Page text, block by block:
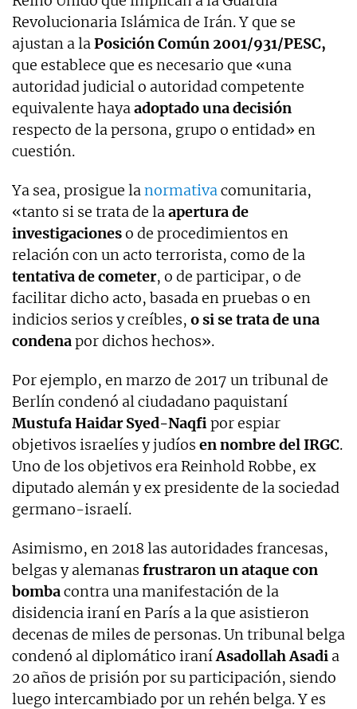
Revolucionaria Islámica de Irán. Y que se
ajustan a laPosición Común 2001/931/PESC,
que establece que es necesario que «una
autoridad judicial o autoridad competente
equivalente hayaadoptado una decisión
respecto de la persona, grupo o entidad» en
cuestión.
Ya sea, prosigue lanormativacomunitaria,
«tanto si se trata de laapertura de
investigacioneso de procedimientos en
relación con un acto terrorista, como de la
tentativa de cometer, o de participar, o de
facilitar dicho acto, basada en pruebas o en
indicios serios y creíbles, o si se trata de una
condenapor dichos hechos».
Por ejemplo, en marzo de 2017 un tribunal de
Berlín condenó al ciudadano paquistaní
Mustufa Haidar Syed-Naqfipor espiar
objetivos israelíes y judíos en nombre del IRGC.
Uno de los objetivos era Reinhold Robbe, ex
diputado alemán y ex presidente de la sociedad
germano-israelí.
Asimismo, en 2018 las autoridades francesas,
belgas y alemanas frustraron un ataque con
bombacontra una manifestación de la
disidencia iraní en París a la que asistieron
decenas de miles de personas. Un tribunal belga
condenó al diplomático iraníAsadollah Asadi a
20 años de prisión por su participación, siendo
luego intercambiado por un rehén belga. Y es